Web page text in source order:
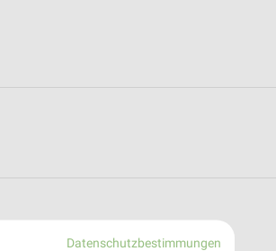
Datenschutzbestimmungen